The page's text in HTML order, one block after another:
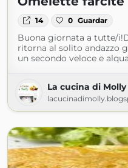
14 0 Guardar
Buona giornata a tutte/
ritorna al solito andazzo
un secondo veloce e
La cucina di Molly